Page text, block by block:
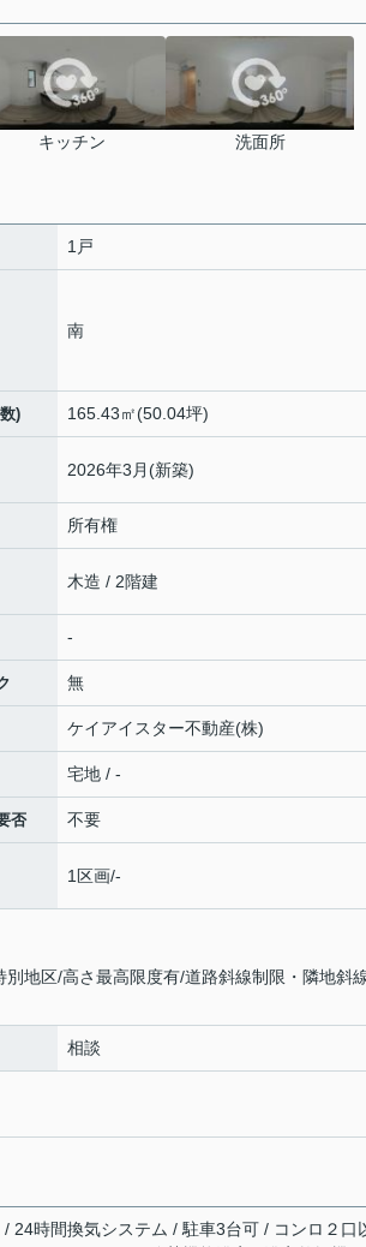
キッチン 洗面所
1戸
南
) 165.43㎡(50.04坪)
2026年3月(新築)
所有権
木造 / 2階建
-
無
ケイアイスター不動産(株)
宅地 / -
否 不要
1区画/-
地区/高さ最高限度有/道路斜線制限・隣地斜
相談
24時間換気システム / 駐車3台可 / コンロ２口